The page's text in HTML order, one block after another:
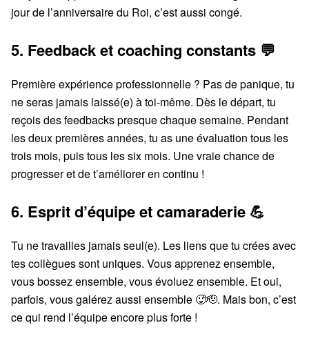
jour de l’anniversaire du Roi, c’est aussi congé.
5. Feedback et coaching constants 💬
Première expérience professionnelle ? Pas de panique, tu
ne seras jamais laissé(e) à toi-même. Dès le départ, tu
reçois des feedbacks presque chaque semaine. Pendant
les deux premières années, tu as une évaluation tous les
trois mois, puis tous les six mois. Une vraie chance de
progresser et de t’améliorer en continu !
6. Esprit d’équipe et camaraderie 💪
Tu ne travailles jamais seul(e). Les liens que tu crées avec
tes collègues sont uniques. Vous apprenez ensemble,
vous bossez ensemble, vous évoluez ensemble. Et oui,
parfois, vous galérez aussi ensemble 🥵🫡. Mais bon, c’est
ce qui rend l’équipe encore plus forte !